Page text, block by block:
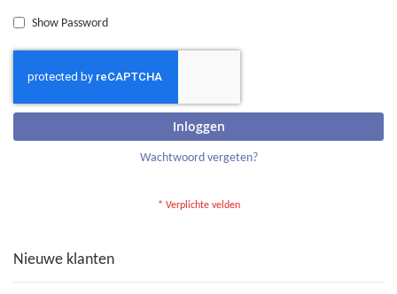
Show Password
Inloggen
Wachtwoord vergeten?
Nieuwe klanten